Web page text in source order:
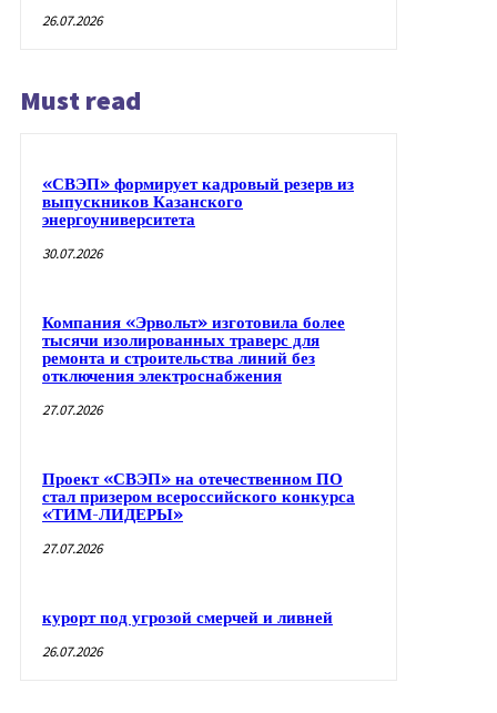
26.07.2026
Must read
«СВЭП» формирует кадровый резерв из
выпускников Казанского
энергоуниверситета
30.07.2026
Компания «Эрвольт» изготовила более
тысячи изолированных траверс для
ремонта и строительства линий без
отключения электроснабжения
27.07.2026
Проект «СВЭП» на отечественном ПО
стал призером всероссийского конкурса
«ТИМ-ЛИДЕРЫ»
27.07.2026
курорт под угрозой смерчей и ливней
26.07.2026